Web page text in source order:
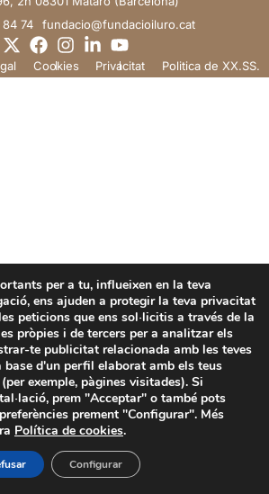
74
tac.orulioicadnuf
@oicadnuf
Cookies Privacitat Politica de XX.SS.
per a tu, influeixen en la teva
ens ajuden a protegir la teva privacitat
peticions que ens sol·licitis a través de la
pròpies i de tercers per a analitzar els
te publicitat relacionada amb les teves
base d'un perfil elaborat amb els teus
exemple, pàgines visitades). Si
prem "Acceptar" o també pots
prement "Configurar". Més
Política de cookies.
Configurar